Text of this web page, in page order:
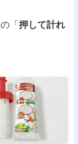
「押して計れ